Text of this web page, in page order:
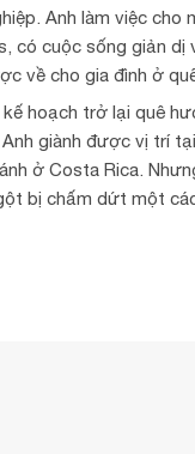
Anh làm việc cho
có cuộc sống giản dị
về cho gia đình ở
kế hoạch trở lại quê
giành được vị trí
ở Costa Rica.
bị chấm dứt một